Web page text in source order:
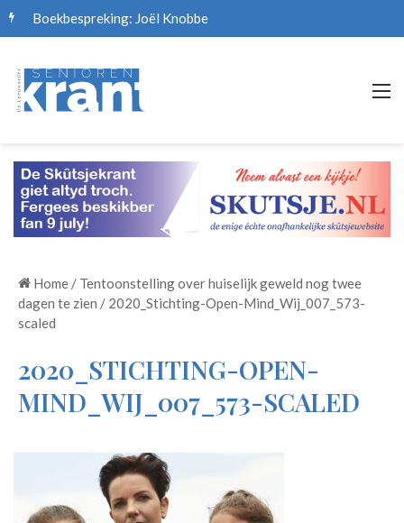
Boekbespreking: Joël Knobbe
Home / Tentoonstelling over huiselijk geweld nog twee
dagen te zien / 2020_Stichting-Open-Mind_Wij_007_573-
scaled
2020_STICHTING-OPEN-
MIND_WIJ_007_573-SCALED